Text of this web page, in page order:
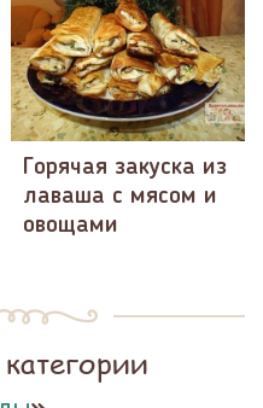
Горячая закуска из
лаваша с мясом и
овощами